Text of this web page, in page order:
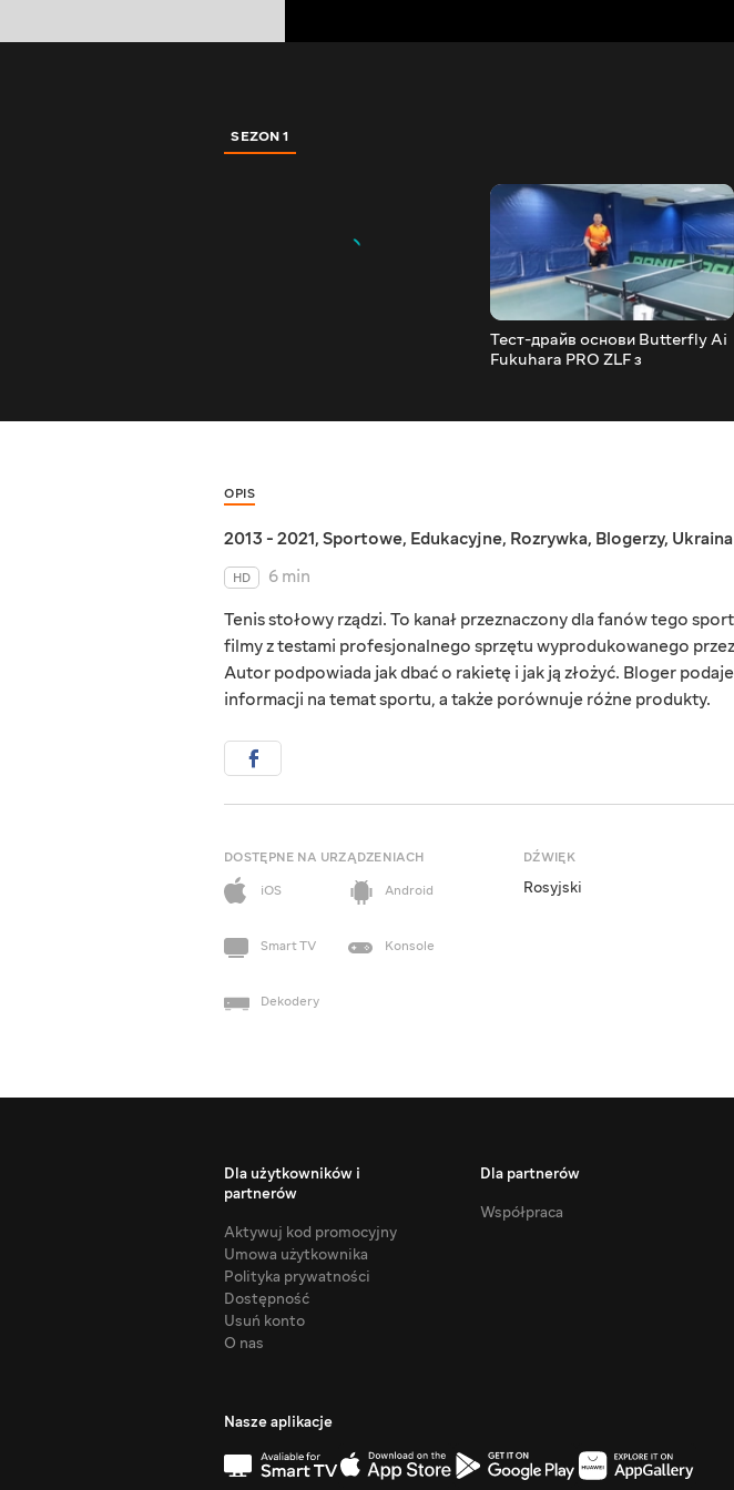
SEZON 1
Тест-драйв основи Butterfly Ai
Fukuhara PRO ZLF з
OPIS
2013 - 2021, Sportowe, Edukacyjne, Rozrywka, Blogerzy, Ukraina
HD
6 min
Tenis stołowy rządzi. To kanał przeznaczony dla fanów tego
filmy z testami profesjonalnego sprzętu wyprodukowanego
Autor podpowiada jak dbać o rakietę i jak ją złożyć. Bloger
informacji na temat sportu, a także porównuje różne produkty.
DOSTĘPNE NA URZĄDZENIACH
iOS
Android
Smart TV Konsole
Dekodery
DŹWIĘK
Rosyjski
Dla użytkowników i
partnerów
Aktywuj kod promocyjny
Umowa użytkownika
Polityka prywatności
Dostępność
Usuń konto
O nas
Dla partnerów
Współpraca
Nasze aplikacje